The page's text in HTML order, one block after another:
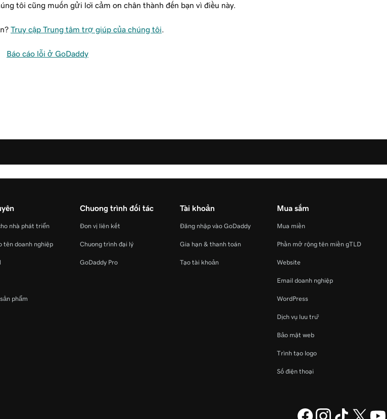
tôi cũng muốn gửi lời cảm ơn chân thành đến bạn vì điều này.
Truy cập Trung tâm trợ giúp của chúng tôi
Báo cáo lỗi ở GoDaddy
nhà phát triển
tên doanh nghiệp
phẩm
Chương trình đối tác
Đơn vị liên kết
Chương trình đại lý
GoDaddy Pro
Tài khoản
Đăng nhập vào GoDaddy
Gia hạn & thanh toán
Tạo tài khoản
Mua sắm
Mua miền
Phần mở rộng tên miền gTLD
Website
Email doanh nghiệp
WordPress
Dịch vụ lưu trữ
Bảo mật web
Trình tạo logo
Số điện thoại